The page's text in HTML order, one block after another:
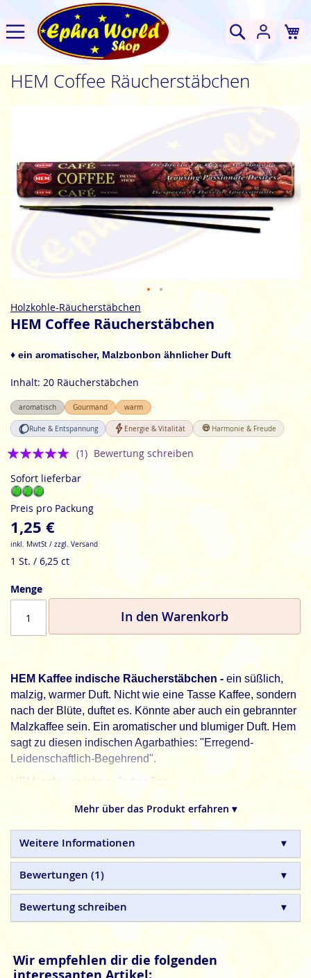
Suche
HEM Coffee Räucherstäbchen
springen
Zum
Anfang
Bildgalerie
springen
Holzkohle-Räucherstäbchen
HEM Coffee Räucherstäbchen
♦ ein aromatischer, Malzbonbon ähnlicher Duft
Inhalt: 20 Räucherstäbchen
aromatisch Gourmand warm
Ruhe & Entspannung Energie & Vitalität Harmonie & Freude
Bewertung:
(1) Bewertung schreiben
Sofort lieferbar
Preis pro Packung
1,25 €
inkl. MwtSt / zzgl. Versand
1 St. / 6,25 ct
Menge
In den Warenkorb
HEM Kaffee indische Räucherstäbchen - ein süßlich,
malzig, warmer Duft. Nicht wie eine Tasse Kaffee, sondern
nach der Blüte, duftet es. Könnte aber auch ein gebrannter
Malzkaffee sein. Ein aromatischer und blumiger Duft. Hem
sagt zu diesen indischen Agarbathies: "Erregend-
Leidenschaftlich-Begehrend".
HEM, schöner leben. Jeden Tag.
indische Räucherstäbchen sind in Handarbeit
petrochemische Zusätze.
Mehr über das Produkt erfahren ▾
Weitere Informationen
Bewertungen 1
Bewertung schreiben
Wir empfehlen dir die folgenden